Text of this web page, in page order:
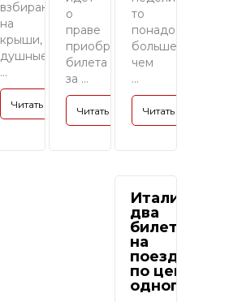
»
взбирающиеся
на
крыши,
душные
...
Читать полностью »
о
праве
приобретения
билета
за ...
Читать полностью »
то
понадобится
больше
чем
...
Читать
мира
Италия:
два
билета
на
поезд
по цене
одного